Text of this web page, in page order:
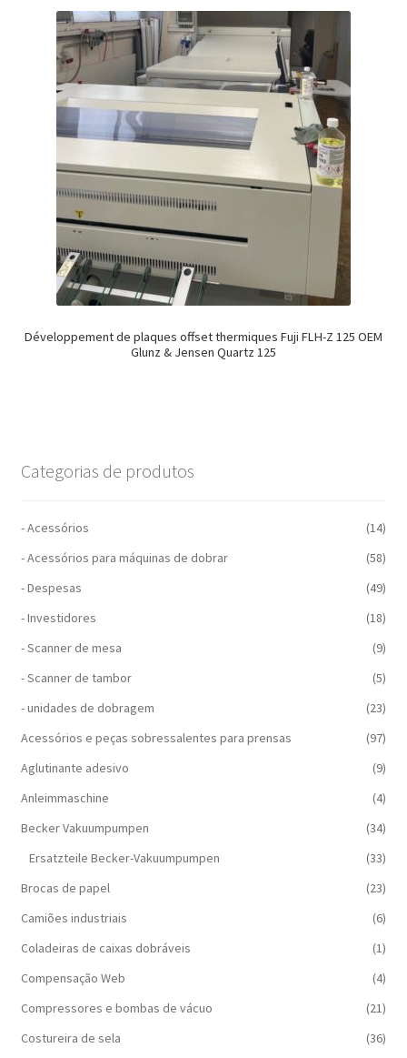
Développement de plaques offset thermiques Fuji FLH-Z 125 OEM
Glunz & Jensen Quartz 125
Categorias de produtos
- Acessórios
(14)
- Acessórios para máquinas de dobrar
(58)
- Despesas
(49)
- Investidores
(18)
- Scanner de mesa
(9)
- Scanner de tambor
(5)
- unidades de dobragem
(23)
Acessórios e peças sobressalentes para prensas
(97)
Aglutinante adesivo
(9)
Anleimmaschine
(4)
Becker Vakuumpumpen
(34)
Ersatzteile Becker-Vakuumpumpen
(33)
Brocas de papel
(23)
Camiões industriais
(6)
Coladeiras de caixas dobráveis
(1)
Compensação Web
(4)
Compressores e bombas de vácuo
(21)
Costureira de sela
(36)